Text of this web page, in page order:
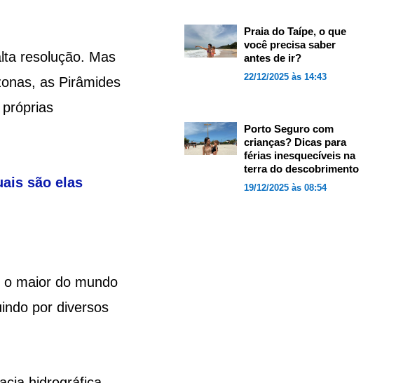
resolução. Mas
as Pirâmides
são elas
maior do mundo
por diversos
Praia do Taípe, o que
você precisa saber
antes de ir?
22/12/2025 às 14:43
Porto Seguro com
crianças? Dicas para
férias inesquecíveis na
terra do descobrimento
19/12/2025 às 08:54